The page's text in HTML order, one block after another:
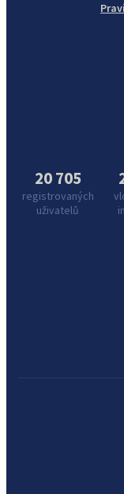
20 705
registrovaných
uživatelů